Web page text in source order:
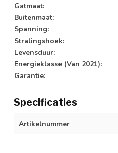
Gatmaat:
Buitenmaat:
Spanning:
Stralingshoek:
Levensduur:
Energieklasse (Van 2021):
Garantie:
Specificaties
Artikelnummer